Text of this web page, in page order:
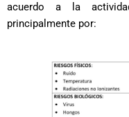
acuerdo a la
principalmente por: